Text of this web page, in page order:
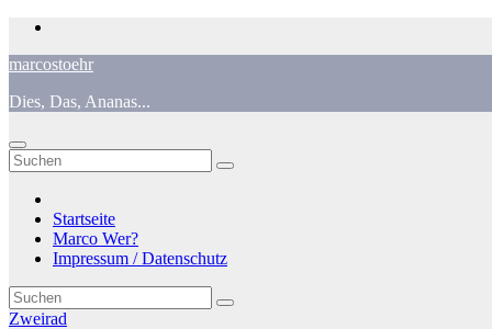
Zum
springen
marcostoehr
Dies, Das, Ananas...
Startseite
Marco Wer?
Impressum / Datenschutz
Zweirad